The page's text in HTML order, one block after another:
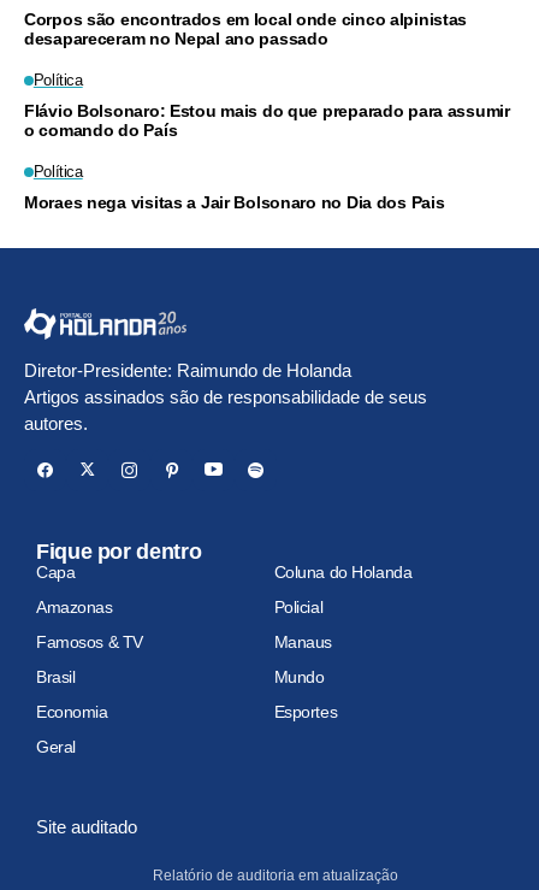
Corpos são encontrados em local onde cinco alpinistas
desapareceram no Nepal ano passado
Política
Flávio Bolsonaro: Estou mais do que preparado para assumir
o comando do País
Política
Moraes nega visitas a Jair Bolsonaro no Dia dos Pais
Diretor-Presidente: Raimundo de Holanda
Artigos assinados são de responsabilidade de seus
autores.
Fique por dentro
Capa
Coluna do Holanda
Amazonas
Policial
Famosos & TV
Manaus
Brasil
Mundo
Economia
Esportes
Geral
Site auditado
Relatório de auditoria em atualização